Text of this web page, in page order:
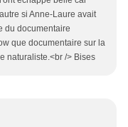
si Anne-Laure avait
du documentaire
que documentaire sur la
naturaliste.<br /> Bises